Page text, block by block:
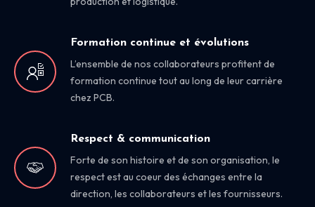
Formation continue et évolutions
L’ensemble de nos collaborateurs profitent de
formation continue tout au long de leur carrière
chez PCB.
Respect & communication
Forte de son histoire et de son organisation, le
respect est au coeur des échanges entre la
direction, les collaborateurs et les fournisseurs.